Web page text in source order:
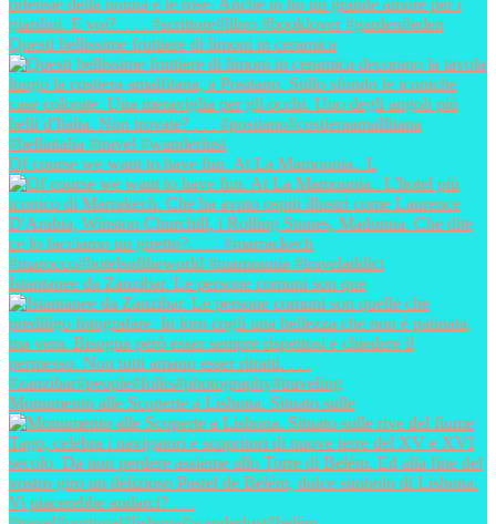
Questi bellissime fruttiere di limoni in ceramica
Of course we want to have fun. At La Mamounia.. L
Istantanee da Zanzibar. Le persone comuni son que
Monumento alle Scoperte a Lisbona. Situato sulle